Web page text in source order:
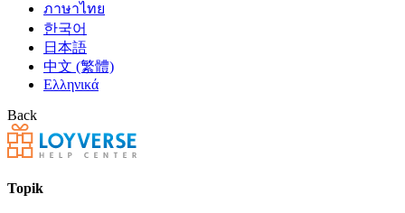
ภาษาไทย
한국어
日本語
中文 (繁體)
Ελληνικά
Back
Topik